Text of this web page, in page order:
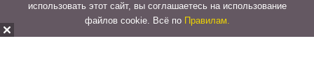
использовать этот сайт, вы соглашаетесь на использование
файлов cookie. Всё по Правилам.